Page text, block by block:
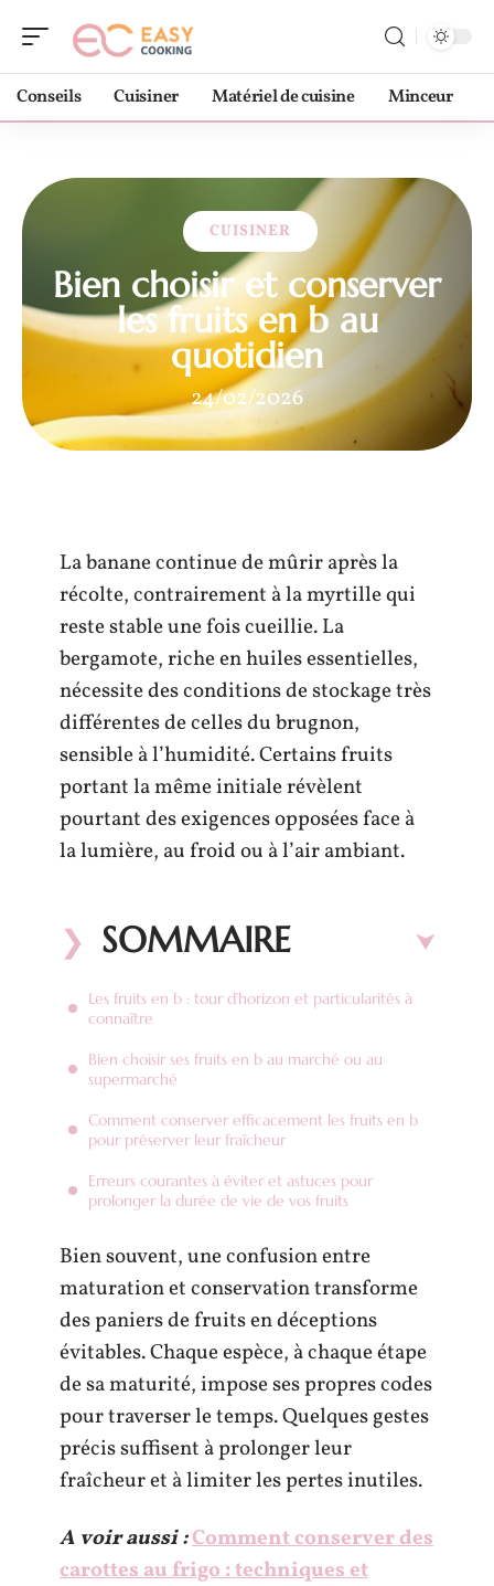
Conseils Cuisiner Matériel de cuisine Minceur
CUISINER
Bien choisir et conserver
les fruits en b au
quotidien
24/02/2026
La banane continue de mûrir après la
récolte, contrairement à la myrtille qui
reste stable une fois cueillie. La
bergamote, riche en huiles essentielles,
nécessite des conditions de stockage très
différentes de celles du brugnon,
sensible à l’humidité. Certains fruits
portant la même initiale révèlent
pourtant des exigences opposées face à
la lumière, au froid ou à l’air ambiant.
SOMMAIRE
Les fruits en b : tour d’horizon et particularités à
connaître
Bien choisir ses fruits en b au marché ou au
supermarché
Comment conserver efficacement les fruits en b
pour préserver leur fraîcheur
Erreurs courantes à éviter et astuces pour
prolonger la durée de vie de vos fruits
Bien souvent, une confusion entre
maturation et conservation transforme
des paniers de fruits en déceptions
évitables. Chaque espèce, à chaque étape
de sa maturité, impose ses propres codes
pour traverser le temps. Quelques gestes
précis suffisent à prolonger leur
fraîcheur et à limiter les pertes inutiles.
A voir aussi :Comment conserver des
carottes au frigo : techniques et